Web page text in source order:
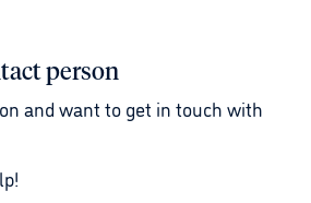
person
and want to get in touch with